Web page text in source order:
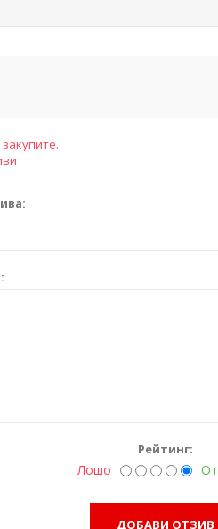
Рейтинг:
Лошо